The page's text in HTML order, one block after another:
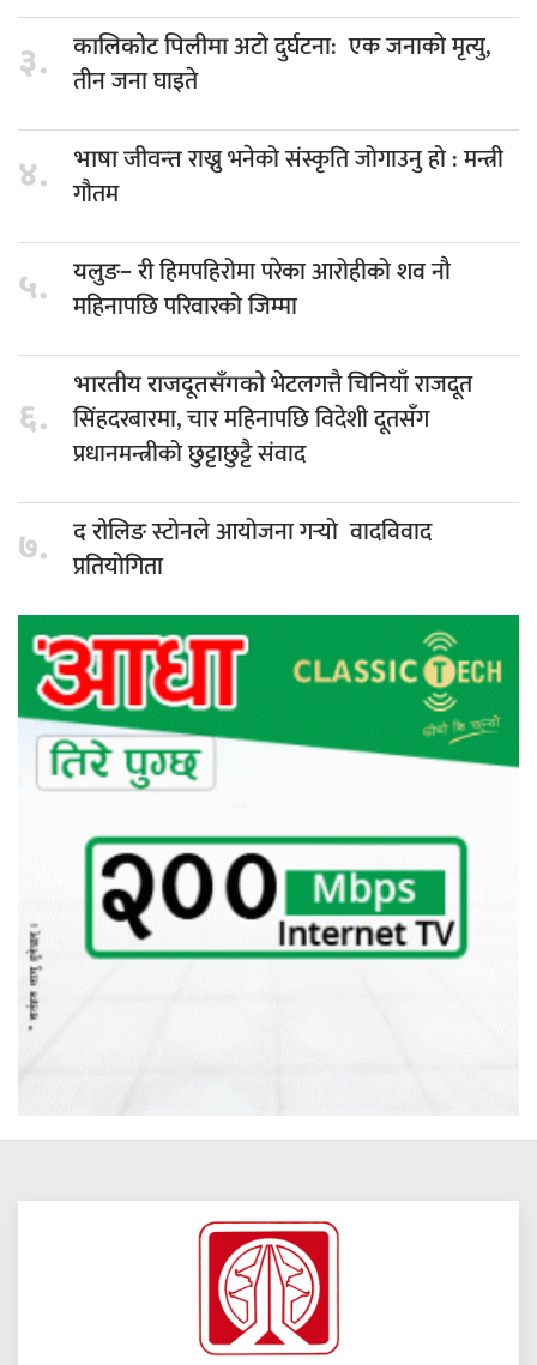
३. कालिकोट पिलीमाअटो दुर्घटना: एक जनाको मृत्यु,
तीन जना घाइते
४. भाषा जीवन्तराख्नु भनेको संस्कृति जोगाउनु हो : मन्त्री
गौतम
५. यलुङ– रीहिमपहिरोमा परेका आरोहीको शव नौ
महिनापछि परिवारको जिम्मा
६.
भारतीय राजदूतसँगकोभेटलगत्तै चिनियाँ राजदूत
सिंहदरबारमा, चार महिनापछि विदेशी दूतसँग
प्रधानमन्त्रीको छुट्टाछुट्टै संवाद
७. द रोलिङस्टोनले आयोजना गर्‍यो वादविवाद
प्रतियोगिता